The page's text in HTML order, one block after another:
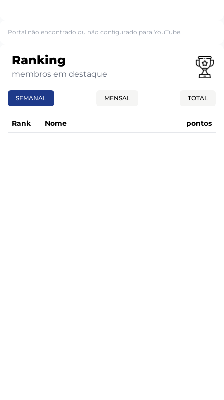
Portal não encontrado ou não configurado para YouTube.
Ranking
membros em destaque
SEMANAL MENSAL TOTAL
Rank Nome pontos